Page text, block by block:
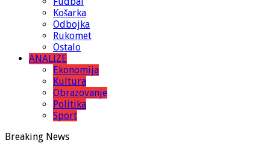
Košarka
Odbojka
Rukomet
Ostalo
ANALIZE
Ekonomija
Kultura
Obrazovanje
Politika
Sport
Breaking News